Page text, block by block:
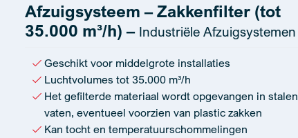
Afzuigsysteem – Zakkenfilter (tot
35.000 m³/h) – Industriële Afzuigsystemen
Geschikt voor middelgrote installaties
Luchtvolumes tot 35.000 m³/h
Het gefilterde materiaal wordt opgevangen in stalen
vaten, eventueel voorzien van plastic zakken
Kan tocht en temperatuurschommelingen